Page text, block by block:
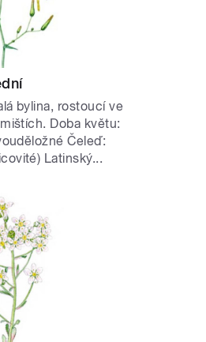
bylina, rostoucí ve
Doba květu:
Čeleď:
Latinský...